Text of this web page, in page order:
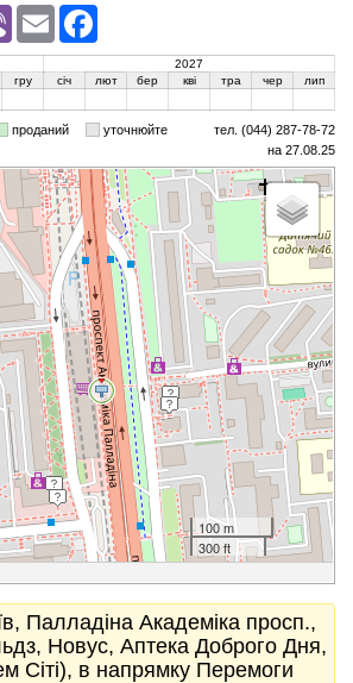
Viber Email
2027
гру січ лют бер кві тра чер лип
проданий уточнюйте
тел. (044) 287-78-72
на 27.08.25
100 m
300 ft
Палладіна Академіка просп.,
Новус, Аптека Доброго Дня,
Сіті), в напрямку Перемоги